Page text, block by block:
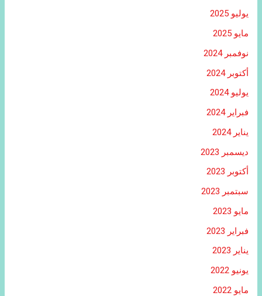
يوليو 2025
مايو 2025
نوفمبر 2024
أكتوبر 2024
يوليو 2024
فبراير 2024
يناير 2024
ديسمبر 2023
أكتوبر 2023
سبتمبر 2023
مايو 2023
فبراير 2023
يناير 2023
يونيو 2022
مايو 2022